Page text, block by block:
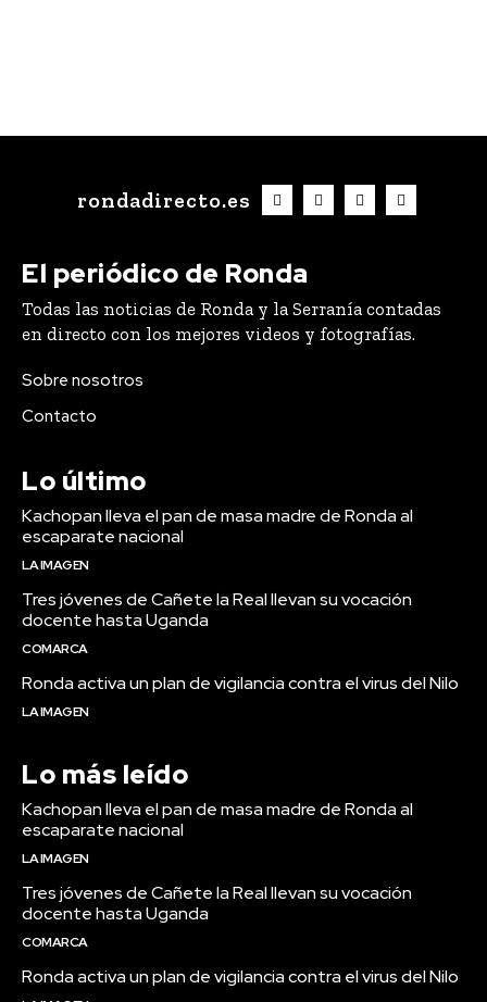
rondadirecto.es
El periódico de Ronda
Todas las noticias de Ronda y la Serranía contadas
en directo con los mejores videos y fotografías.
Sobre nosotros
Contacto
Lo último
Kachopan lleva el pan de masa madre de Ronda al
escaparate nacional
LA IMAGEN
Tres jóvenes de Cañete la Real llevan su vocación
docente hasta Uganda
COMARCA
Ronda activa un plan de vigilancia contra el virus del Nilo
LA IMAGEN
Lo más leído
Kachopan lleva el pan de masa madre de Ronda al
escaparate nacional
LA IMAGEN
Tres jóvenes de Cañete la Real llevan su vocación
docente hasta Uganda
COMARCA
Ronda activa un plan de vigilancia contra el virus del Nilo